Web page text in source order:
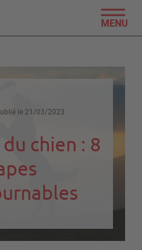
MENU
le 21/03/2023
chien : 8